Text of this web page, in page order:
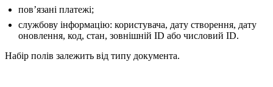
повʼязані платежі;
службову інформацію: користувача, дату створення, дату
оновлення, код, стан, зовнішній ID або числовий ID.
Набір полів залежить від типу документа.